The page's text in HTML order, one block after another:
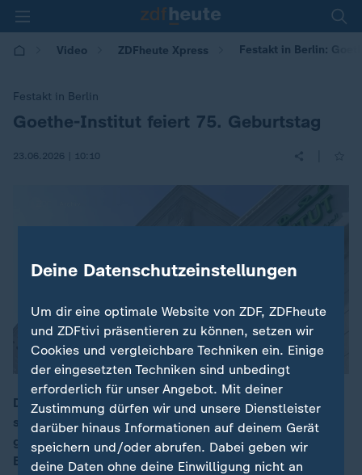
Video ZDFheute Xpress Festakt in Berlin:
Festakt in Berlin
:
Goethe-Institut feiert 75. Geburtstag
23.06.2026 | 10:10
00:11
Das Goethe-Institut feiert mit einem Festakt in Berlin
seinen 75. Geburtstag. Mit Standorten in 100 Ländern
gehört es zu den wichtigsten deutschen Kultur- und
Bildungseinrichtungen im Ausland.
Deine Datenschutzeinstellungen
Um dir eine optimale Website von ZDF, ZDFheute
und ZDFtivi präsentieren zu können, setzen wir
Cookies und vergleichbare Techniken ein. Einige
der eingesetzten Techniken sind unbedingt
erforderlich für unser Angebot. Mit deiner
Zustimmung dürfen wir und unsere Dienstleister
darüber hinaus Informationen auf deinem Gerät
speichern und/oder abrufen. Dabei geben wir
deine Daten ohne deine Einwilligung nicht an